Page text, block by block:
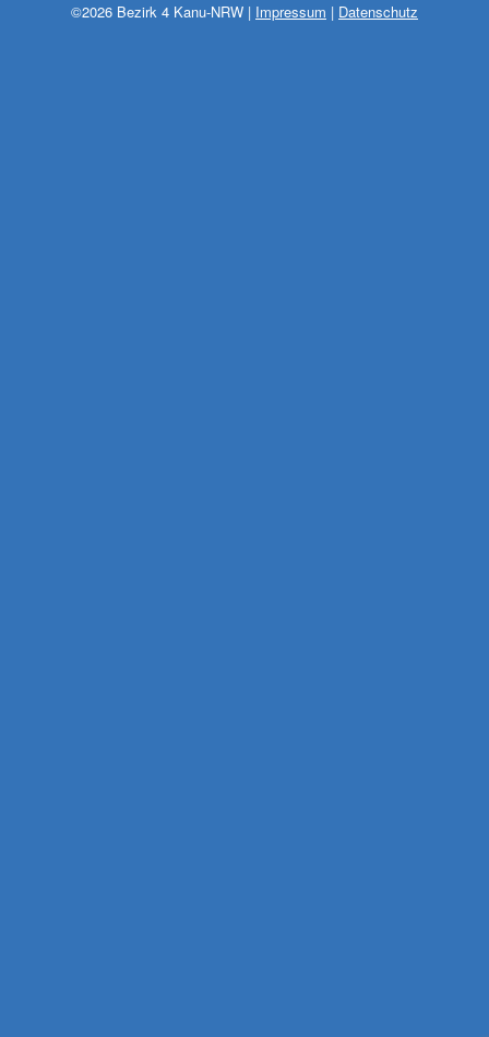
©2026 Bezirk 4 Kanu-NRW | Impressum | Datenschutz